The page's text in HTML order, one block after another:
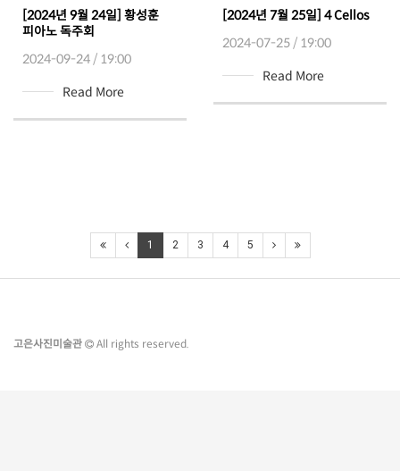
[2024년 9월 24일] 황성훈
피아노 독주회
2024-09-24 / 19:00
Read More
[2024년 7월 25일] 4 Cellos
2024-07-25 / 19:00
Read More
1 2 3 4 5
고은사진미술관 All rights reserved.